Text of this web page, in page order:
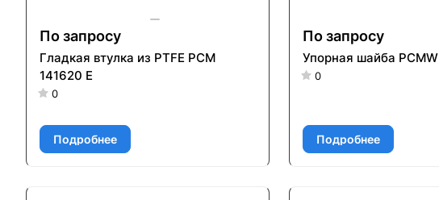
По запросу
Гладкая втулка из PTFE PCM
141620 E
0
Подробнее
По запросу
Упорная шайба
0
Подробнее